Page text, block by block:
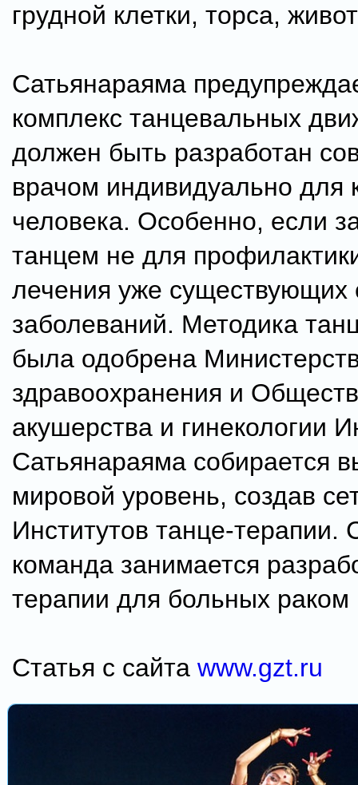
грудной клетки, торса,
Сатьянараяма
комплекс танцевальных
должен быть разработан
врачом индивидуально для
человека. Особенно, если
танцем не для
лечения уже существующих
заболеваний. Методика
была одобрена
здравоохранения и
акушерства и гинекологии
Сатьянараяма собирается
мировой уровень, создав
Институтов танце-терапии.
команда занимается
терапии для больных раком
Статья с сайта www.gzt.ru